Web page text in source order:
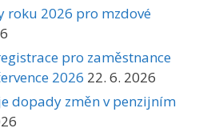
roku 2026 pro mzdové
pro zaměstnance
2026 22. 6. 2026
dopady změn v penzijním